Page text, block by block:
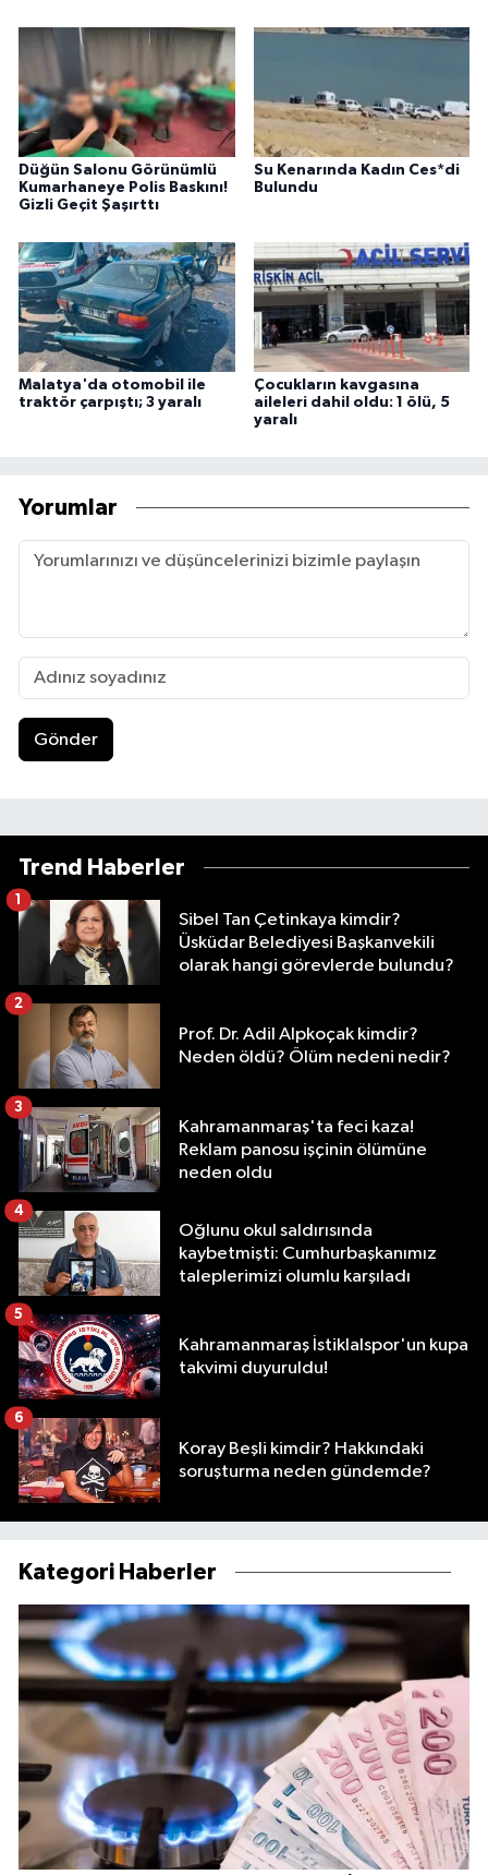
Düğün Salonu Görünümlü
Kumarhaneye Polis Baskını!
Gizli Geçit Şaşırttı
Su Kenarında Kadın Ces*di
Bulundu
Malatya'da otomobil ile
traktör çarpıştı; 3 yaralı
Çocukların kavgasına
aileleri dahil oldu: 1 ölü, 5
yaralı
Yorumlar
Gönder
Trend Haberler
Sibel Tan Çetinkaya kimdir?
Üsküdar Belediyesi Başkanvekili
olarak hangi görevlerde bulundu?
1
Prof. Dr. Adil Alpkoçak kimdir?
Neden öldü? Ölüm nedeni nedir?
2
Kahramanmaraş'ta feci kaza!
Reklam panosu işçinin ölümüne
neden oldu
3
Oğlunu okul saldırısında
kaybetmişti: Cumhurbaşkanımız
taleplerimizi olumlu karşıladı
4
Kahramanmaraş İstiklalspor'un kupa
takvimi duyuruldu!
5
Koray Beşli kimdir? Hakkındaki
soruşturma neden gündemde?
6
Kategori Haberler